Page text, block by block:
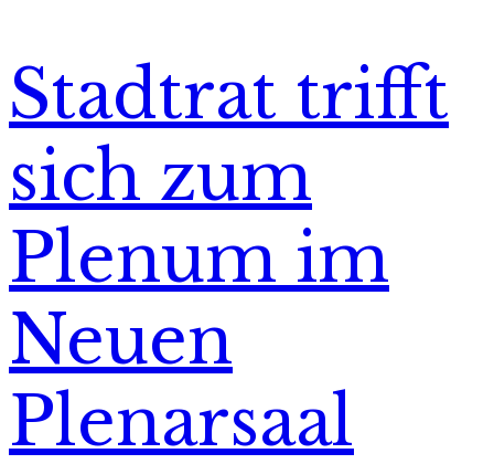
Stadtrat trifft
sich zum
Plenum im
Neuen
Plenarsaal